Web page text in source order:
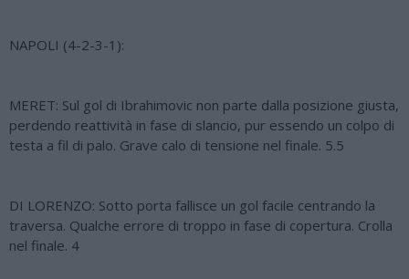
NAPOLI (4-2-3-1):
MERET: Sul gol di Ibrahimovic non parte dalla posizione giusta,
perdendo reattività in fase di slancio, pur essendo un colpo di
testa a fil di palo. Grave calo di tensione nel finale. 5.5
DI LORENZO: Sotto porta fallisce un gol facile centrando la
traversa. Qualche errore di troppo in fase di copertura. Crolla
nel finale. 4